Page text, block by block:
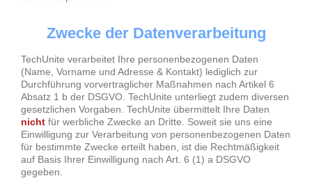
Zwecke der Datenverarbeitung
TechUnite verarbeitet Ihre personenbezogenen Daten
(Name, Vorname und Adresse & Kontakt) lediglich zur
Durchführung vorvertraglicher Maßnahmen nach Artikel 6
Absatz 1 b der DSGVO. TechUnite unterliegt zudem diversen
gesetzlichen Vorgaben. TechUnite übermittelt Ihre Daten
nicht für werbliche Zwecke an Dritte. Soweit sie uns eine
Einwilligung zur Verarbeitung von personenbezogenen Daten
für bestimmte Zwecke erteilt haben, ist die Rechtmäßigkeit
auf Basis Ihrer Einwilligung nach Art. 6 (1) a DSGVO
gegeben.